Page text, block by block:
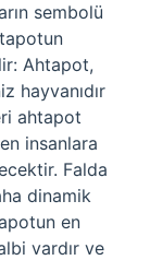
sembolü
Ahtapot,
hayvanıdır
ahtapot
insanlara
Falda
dinamik
en
vardır ve